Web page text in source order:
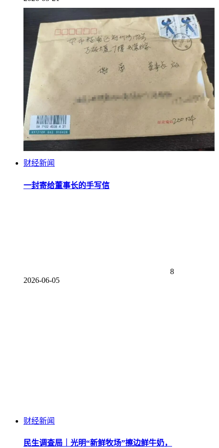
财经新闻
一封寄给董事长的手写信
8
2026-06-05
财经新闻
民生调查局｜光明“新鲜牧场”擦边鲜牛奶，